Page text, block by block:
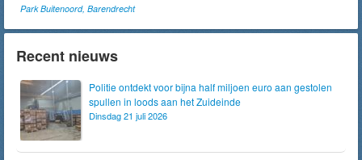
Park Buitenoord, Barendrecht
Recent nieuws
Politie ontdekt voor bijna half miljoen euro aan gestolen
spullen in loods aan het Zuideinde
Dinsdag 21 juli 2026